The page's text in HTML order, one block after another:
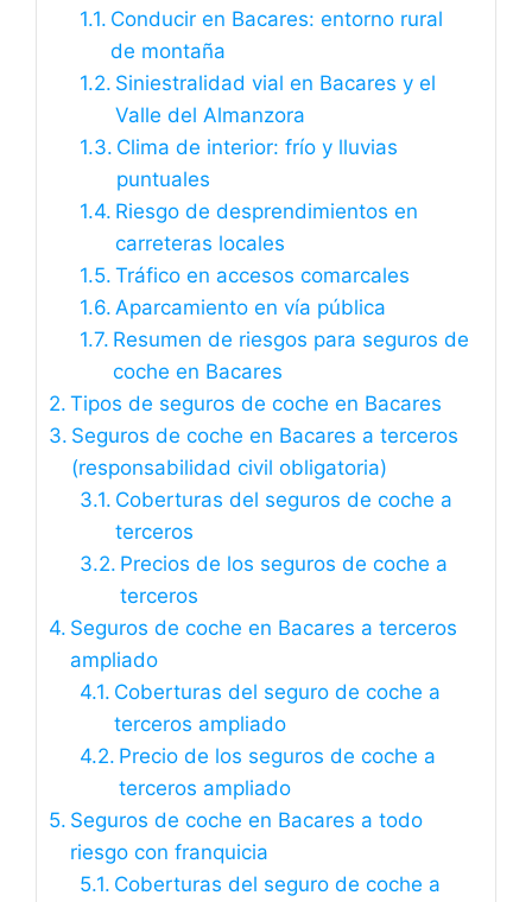
Conducir en Bacares: entorno rural
de montaña
Siniestralidad vial en Bacares y el
Valle del Almanzora
Clima de interior: frío y lluvias
puntuales
Riesgo de desprendimientos en
carreteras locales
Tráfico en accesos comarcales
Aparcamiento en vía pública
Resumen de riesgos para seguros de
coche en Bacares
Tipos de seguros de coche en Bacares
Seguros de coche en Bacares a terceros
(responsabilidad civil obligatoria)
Coberturas del seguros de coche a
terceros
Precios de los seguros de coche a
terceros
Seguros de coche en Bacares a terceros
ampliado
Coberturas del seguro de coche a
terceros ampliado
Precio de los seguros de coche a
terceros ampliado
Seguros de coche en Bacares a todo
riesgo con franquicia
Coberturas del seguro de coche a